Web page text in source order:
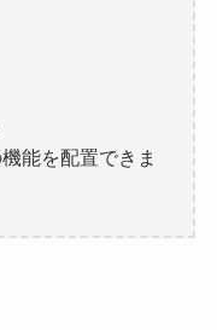
機能を配置できま